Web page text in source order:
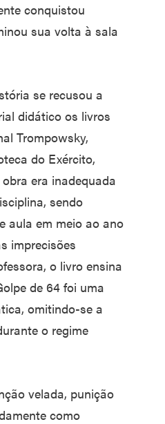
conquistou
sua volta à sala
se recusou a
didático os livros
Trompowsky,
do Exército,
era inadequada
sendo
aula em meio ao ano
imprecisões
o livro ensina
de 64 foi uma
omitindo-se a
o regime
velada, punição
como